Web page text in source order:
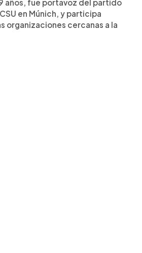
años, fue portavoz del partido
en Múnich, y participa
organizaciones cercanas a la